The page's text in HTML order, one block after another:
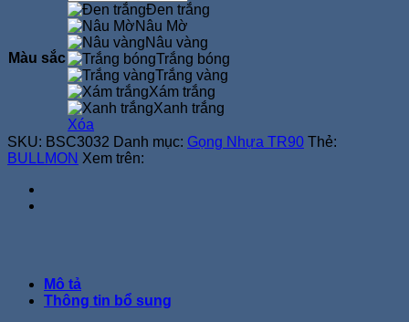
Màu sắc
Đen trắng
Nâu Mờ
Nâu vàng
Trắng bóng
Trắng vàng
Xám trắng
Xanh trắng
Xóa
SKU: BSC3032 Danh mục: Gọng Nhựa TR90 Thẻ:
BULLMON Xem trên:
Mô tả
Thông tin bổ sung